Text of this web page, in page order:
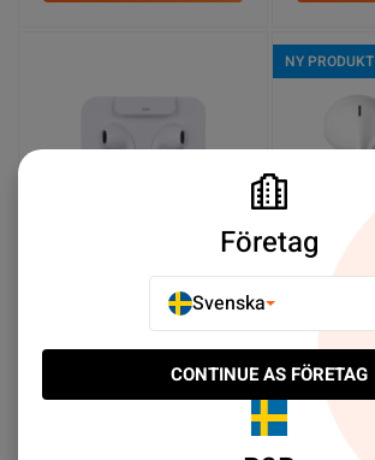
iPhone Hörlurar med
Lightning-kontakt
SEK 229.00
NY PRODUKT
3.5mm
SEK
Företag
Svenska
CONTINUE AS FÖRETAG